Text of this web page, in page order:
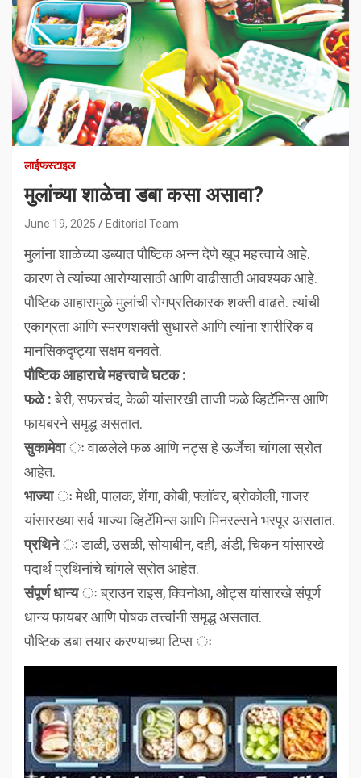
लाईफस्टाइल
मुलांच्या शाळेचा डबा कसा असावा?
June 19, 2025 Editorial Team
मुलांना शाळेच्या डब्यात पौष्टिक अन्न देणे खूप महत्त्वाचे आहे.
कारण ते त्यांच्या आरोग्यासाठी आणि वाढीसाठी आवश्यक आहे.
पौष्टिक आहारामुळे मुलांची रोगप्रतिकारक शक्ती वाढते. त्यांची
एकाग्रता आणि स्मरणशक्ती सुधारते आणि त्यांना शारीरिक व
मानसिकदृष्ट्या सक्षम बनवते.
पौष्टिक आहाराचे महत्त्वाचे घटक :
फळे :बेरी, सफरचंद, केळी यांसारखी ताजी फळे व्हिटॅमिन्स आणि
फायबरने समृद्ध असतात.
सुकामेवाः वाळलेले फळ आणि नट्स हे ऊर्जेचा चांगला स्रोेत
आहेत.
भाज्याः मेथी, पालक, शेंगा, कोबी, फ्लॉवर, ब्रोकोली, गाजर
यांसारख्या सर्व भाज्या व्हिटॅमिन्स आणि मिनरल्सने भरपूर असतात.
प्रथिनेः डाळी, उसळी, सोयाबीन, दही, अंडी, चिकन यांसारखे
पदार्थ प्रथिनांचे चांगले स्रोत आहेत.
संपूर्ण धान्यः ब्राउन राइस, क्विनोआ, ओट्स यांसारखे संपूर्ण
धान्य फायबर आणि पोषक तत्त्वांंनी समृद्ध असतात.
पौष्टिक डबा तयार करण्याच्या टिप्स ः